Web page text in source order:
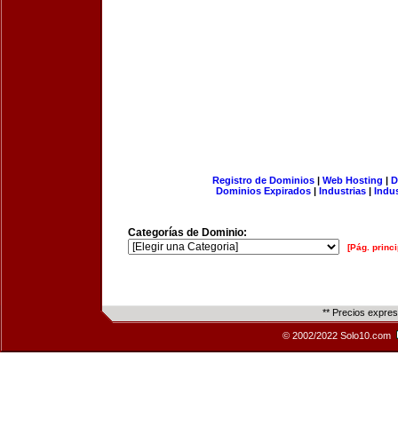
Registro de Dominios| Web Hosting |
Dominios Expirados | Industrias |
Categorías de Dominio:
[Pág.
** Precios
© 2002/2022 Solo10.com